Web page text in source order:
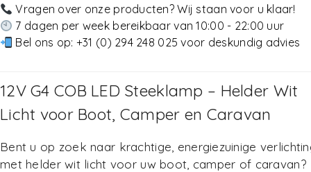
Vragen over onze producten? Wij staan voor u klaar!
7 dagen per week bereikbaar van 10:00 - 22:00 uur
Bel ons op: +31 (0) 294 248 025 voor deskundig advies
12V G4 COB LED Steeklamp – Helder Wit
Licht voor Boot, Camper en Caravan
Bent u op zoek naar krachtige, energiezuinige
met helder wit licht voor uw boot, camper of caravan?